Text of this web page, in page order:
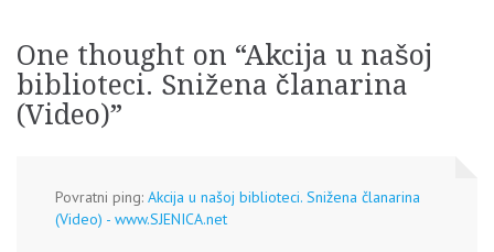
One thought on “Akcija u našoj
biblioteci. Snižena članarina
(Video)”
Povratni ping: Akcija u našoj biblioteci. Snižena članarina
(Video) - www.SJENICA.net